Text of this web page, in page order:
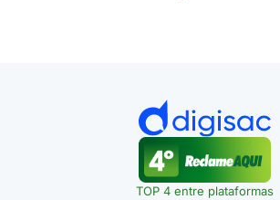
TOP 4 entre plataformas